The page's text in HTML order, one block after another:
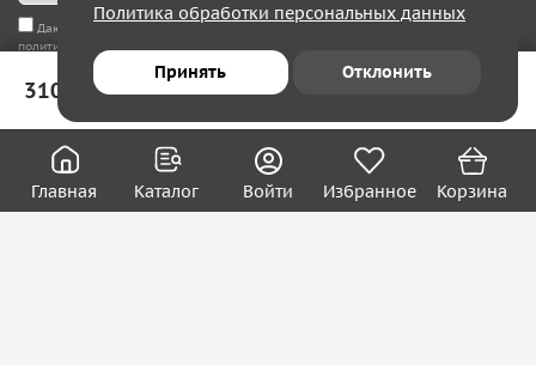
Главная Каталог Избранное
Войти Корзина
310 ₽
Даю согласие на обработку моих персональных данных
политикой конфиденциальности
Юридическим лицам
Акции
Вакансии
Контакты
Политика обработки персональных данных
Принять Отклонить